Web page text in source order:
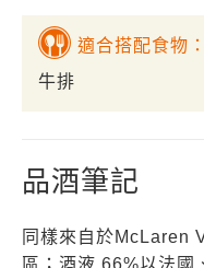
適合搭配食物：
牛排
品酒筆記
同樣來自於McLaren
區；酒液 66%以法國